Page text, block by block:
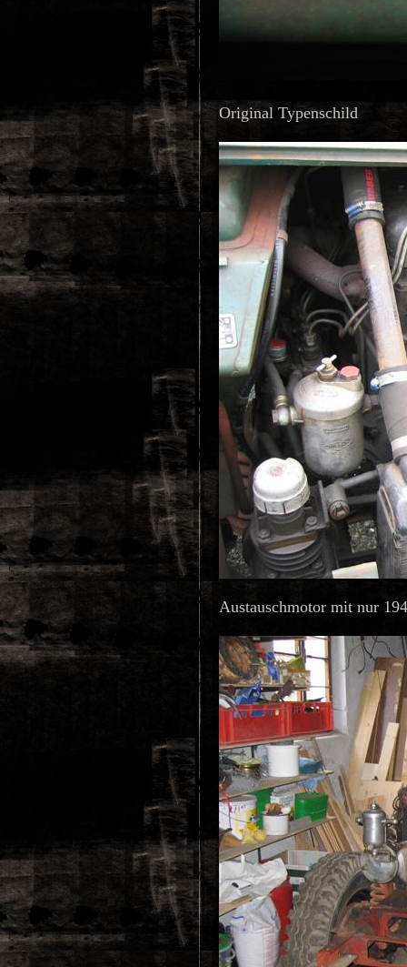
Original Typenschild
Austauschmotor mit nur